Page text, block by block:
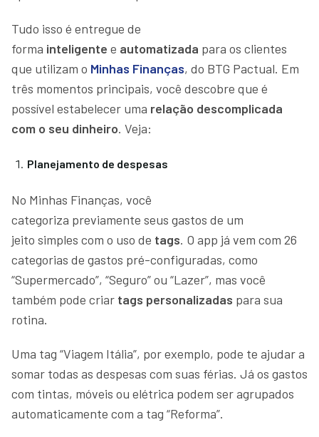
Tudo isso é entregue de
forma inteligente e automatizada para os clientes
que utilizam o Minhas Finanças, do BTG Pactual. Em
três momentos principais, você descobre que é
possível estabelecer uma relação descomplicada
com o seu dinheiro. Veja:
Planejamento de despesas
No Minhas Finanças, você
categoriza previamente seus gastos de um
jeito simples com o uso de tags. O app já vem com 26
categorias de gastos pré-configuradas, como
“Supermercado”, “Seguro” ou “Lazer”, mas você
também pode criar tags personalizadas para sua
rotina.
Uma tag “Viagem Itália”, por exemplo, pode te ajudar a
somar todas as despesas com suas férias. Já os gastos
com tintas, móveis ou elétrica podem ser agrupados
automaticamente com a tag “Reforma”.